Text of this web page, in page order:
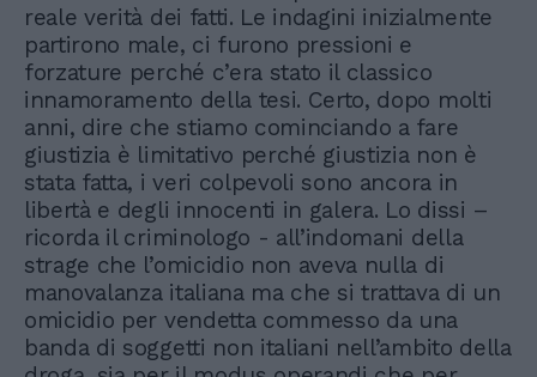
reale verità dei fatti. Le indagini inizialmente
partirono male, ci furono pressioni e
forzature perché c’era stato il classico
innamoramento della tesi. Certo, dopo molti
anni, dire che stiamo cominciando a fare
giustizia è limitativo perché giustizia non è
stata fatta, i veri colpevoli sono ancora in
libertà e degli innocenti in galera. Lo dissi –
ricorda il criminologo - all’indomani della
strage che l’omicidio non aveva nulla di
manovalanza italiana ma che si trattava di un
omicidio per vendetta commesso da una
banda di soggetti non italiani nell’ambito della